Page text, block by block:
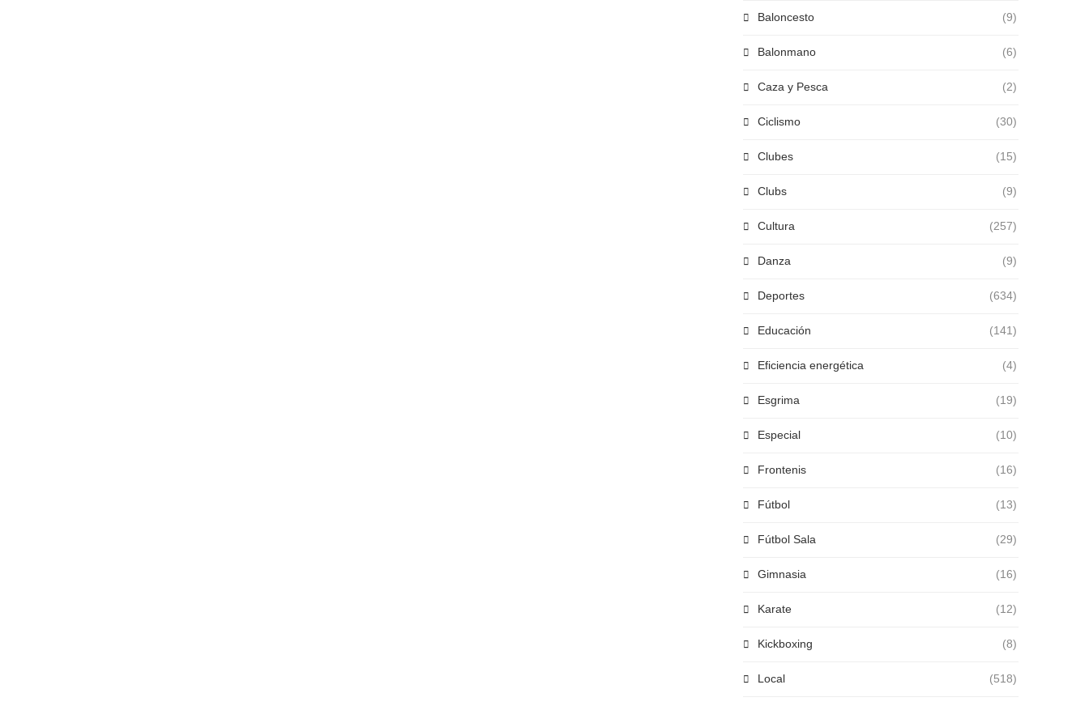
Baloncesto (9)
Balonmano (6)
Caza y Pesca (2)
Ciclismo (30)
Clubes (15)
Clubs (9)
Cultura (257)
Danza (9)
Deportes (634)
Educación (141)
Eficiencia energética (4)
Esgrima (19)
Especial (10)
Frontenis (16)
Fútbol (13)
Fútbol Sala (29)
Gimnasia (16)
Karate (12)
Kickboxing (8)
Local (518)